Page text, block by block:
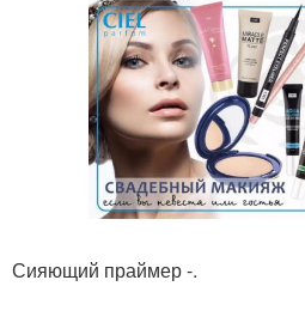
Сияющий праймер -.